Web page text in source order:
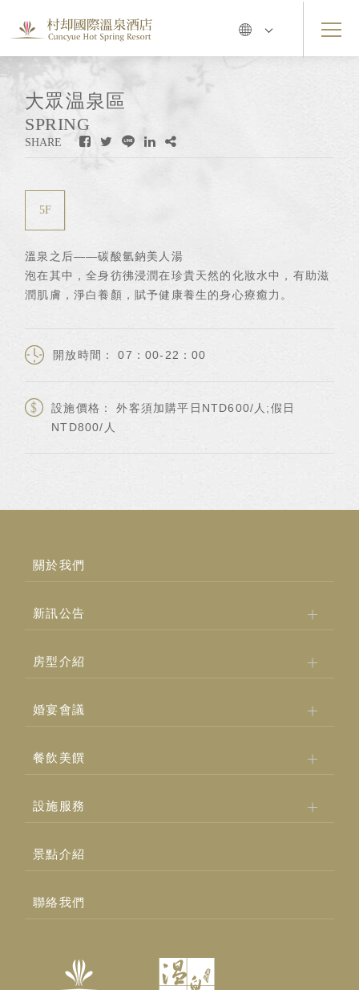
大眾温泉區
SPRING
SHARE
5F
溫泉之后——碳酸氫鈉美人湯
泡在其中，全身彷彿浸潤在珍貴天然的化妝水中，有助滋
潤肌膚，淨白養顏，賦予健康養生的身心療癒力。
開放時間： 07：00-22：00
設施價格： 外客須加購平日NTD600/人;假日
NTD800/人
關於我們
新訊公告
房型介紹
婚宴會議
餐飲美饌
設施服務
景點介紹
聯絡我們